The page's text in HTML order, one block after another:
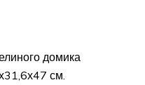
домика
см.